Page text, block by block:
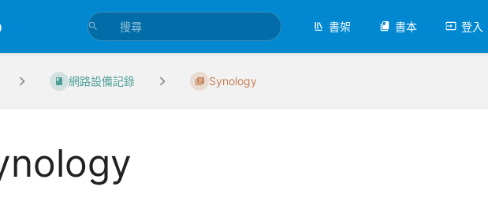
書架 書本 登入
網路設備記錄 Synology